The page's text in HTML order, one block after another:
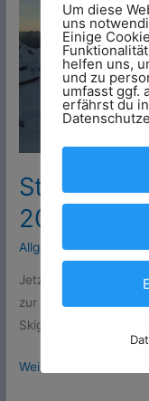
2016
Allgemein
Jetzt zu
zur neuen Studie
Skigebiet der Alpen
Weiterlesen »
Um diese
uns
Einige
helfen uns,
und zu
umfasst ggf.
erfährst du